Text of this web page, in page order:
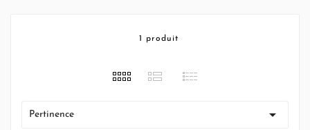
1 produit
Pertinence 